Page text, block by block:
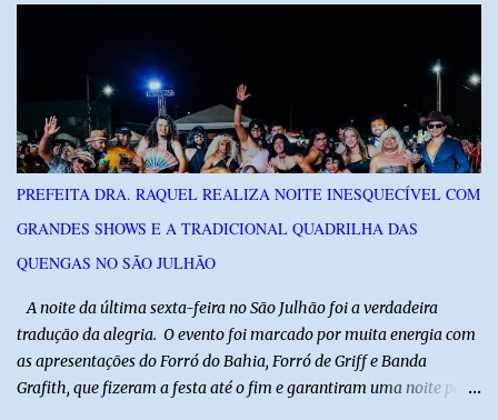
Um dos condutores apresentava sinais de embriaguez, foi levado
ao Hospital Regional Tarcísio Maia, em Mossoró, e autuado em
flagrante. O exame pericial para confirmar a presença de álcool no
organismo está em andamento. No outro veículo estavam
motorista e uma mulher sofreram ferimentos leves. A criança, que
estava no carro com o grupo, ficou gravemente ferida, precisou ser
entubada e foi transferida de helicóptero...
PREFEITA DRA. RAQUEL REALIZA NOITE INESQUECÍVEL COM
GRANDES SHOWS E A TRADICIONAL QUADRILHA DAS
QUENGAS NO SÃO JULHÃO
​ A noite da última sexta-feira no São Julhão foi a verdadeira
tradução da alegria. O evento foi marcado por muita energia com
as apresentações do Forró do Bahia, Forró de Griff e Banda
Grafith, que fizeram a festa até o fim e garantiram uma noite para